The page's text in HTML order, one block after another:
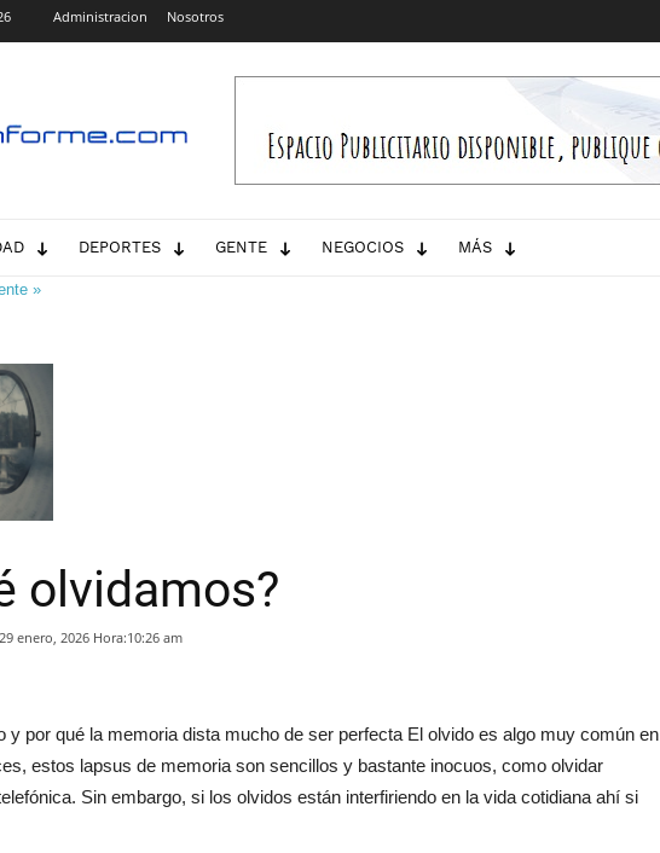
Administracion Nosotros
DEPORTES GENTE NEGOCIOS MÁS
»
olvidamos?
29 enero, 2026 Hora:10:26 am
y por qué la memoria dista mucho de ser perfecta El olvido es algo muy común en
estos lapsus de memoria son sencillos y bastante inocuos, como olvidar
Sin embargo, si los olvidos están interfiriendo en la vida cotidiana ahí si